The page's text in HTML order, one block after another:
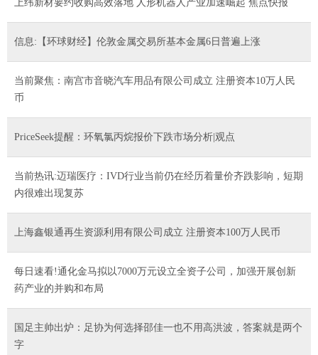
上纬新材要约收购高效落地 人形机器人产业加速崛起 焦点快报
信息:【环球财经】伦敦金属交易所基本金属6日普遍上涨
当前聚焦：南宫市音晓汽车用品有限公司成立 注册资本10万人民
币
PriceSeek提醒：环氧氯丙烷报价下跌市场分析|观点
当前热讯:迈瑞医疗：IVD行业当前仍在经历着量价齐跌影响，短期
内很难出现复苏
上海鑫银通再生资源利用有限公司成立 注册资本100万人民币
每日速看!通化金马拟以7000万元设立全资子公司，加强开展创新
药产业的并购和布局
国足主帅出炉：足协为何选择邵佳一也不用高洪波，答案就是两个
字